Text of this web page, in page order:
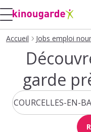
Accueil Jobs emploi
garde